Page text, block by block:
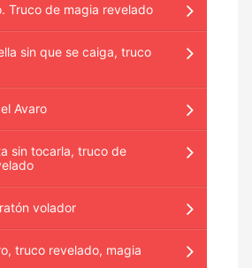
Truco de magia revelado
sin que se caiga, truco
Avaro
sin tocarla, truco de
volador
truco revelado, magia